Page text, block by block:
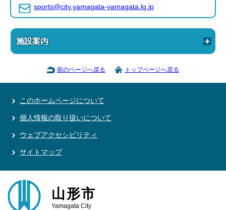
sports@city.yamagata-yamagata.lg.jp
施設案内
前のページへ戻る トップページへ戻る
このホームページについて
個人情報の取り扱いについて
ウェブアクセシビリティ
サイトマップ
山形市
Yamagata City